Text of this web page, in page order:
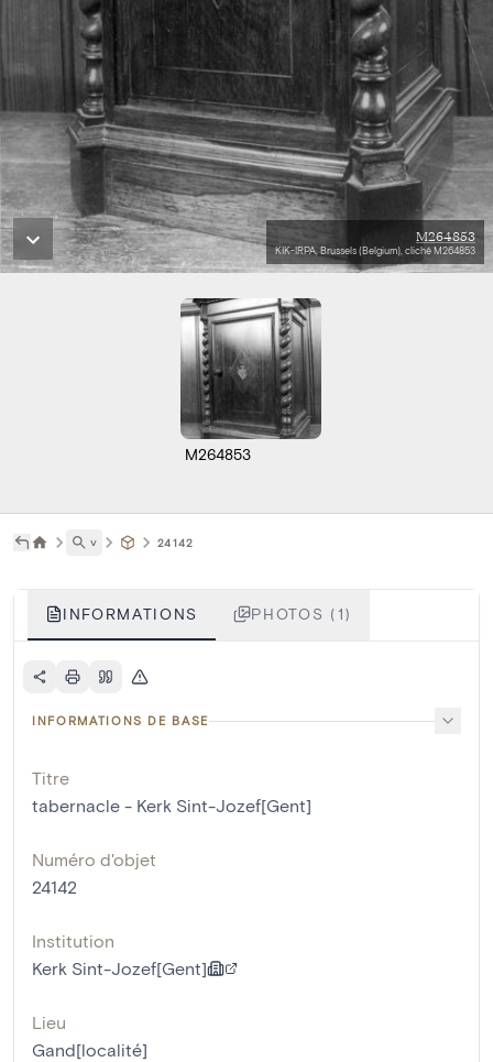
M264853
KIK-IRPA, Brussels (Belgium), cliché M264853
M264853
˅ 24142
INFORMATIONS PHOTOS (1)
INFORMATIONS DE BASE
Titre
tabernacle - Kerk Sint-Jozef[Gent]
Numéro d'objet
24142
Institution
Kerk Sint-Jozef[Gent]
Lieu
Gand[localité]